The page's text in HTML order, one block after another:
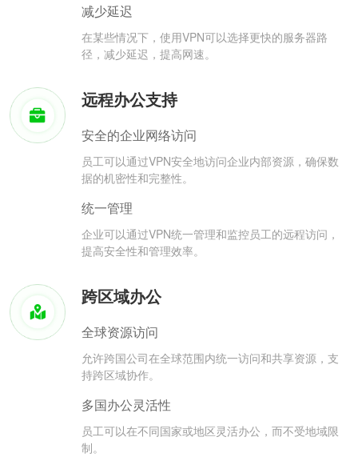
减少延迟
在某些情况下，使用VPN可以选择更快的服务器路
径，减少延迟，提高网速。
远程办公支持
安全的企业网络访问
员工可以通过VPN安全地访问企业内部资源，确保数
据的机密性和完整性。
统一管理
企业可以通过VPN统一管理和监控员工的远程访问，
提高安全性和管理效率。
跨区域办公
全球资源访问
允许跨国公司在全球范围内统一访问和共享资源，支
持跨区域协作。
多国办公灵活性
员工可以在不同国家或地区灵活办公，而不受地域限
制。